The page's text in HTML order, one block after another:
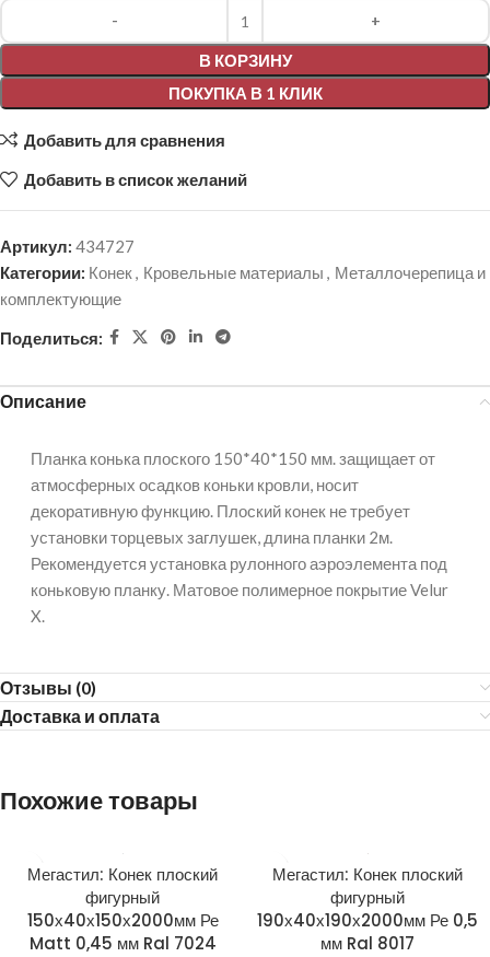
В КОРЗИНУ
ПОКУПКА В 1 КЛИК
Alternative:
Добавить для сравнения
Добавить в список желаний
Артикул: 434727
Категории: Конек, Кровельные материалы , Металлочерепица и
комплектующие
Поделиться:
Описание
Планка конька плоского 150*40*150 мм. защищает от
атмосферных осадков коньки кровли, носит
декоративную функцию. Плоский конек не требует
установки торцевых заглушек, длина планки 2м.
Рекомендуется установка рулонного аэроэлемента под
коньковую планку. Матовое полимерное покрытие Velur
X.
Отзывы (0)
Доставка и оплата
Похожие товары
Мегастил: Конек плоский
фигурный
150х40х150х2000мм Ре
Matt 0,45 мм Ral 7024
Мегастил: Конек плоский
фигурный
190х40х190х2000мм Ре 0,5
мм Ral 8017